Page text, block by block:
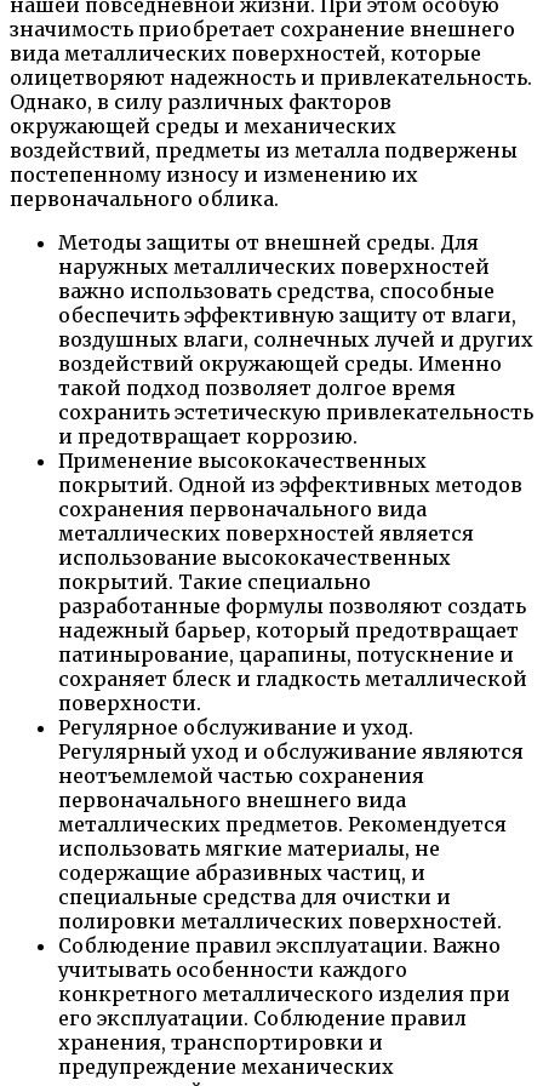
значимость приобретает сохранение внешнего
вида металлических поверхностей, которые
олицетворяют надежность и привлекательность.
Однако, в силу различных факторов
окружающей среды и механических
воздействий, предметы из металла подвержены
постепенному износу и изменению их
первоначального облика.
Методы защиты от внешней среды. Для
наружных металлических поверхностей
важно использовать средства, способные
обеспечить эффективную защиту от влаги,
воздушных влаги, солнечных лучей и других
воздействий окружающей среды. Именно
такой подход позволяет долгое время
сохранить эстетическую привлекательность
и предотвращает коррозию.
Применение высококачественных
покрытий. Одной из эффективных методов
сохранения первоначального вида
металлических поверхностей является
использование высококачественных
покрытий. Такие специально
разработанные формулы позволяют создать
надежный барьер, который предотвращает
патинырование, царапины, потускнение и
сохраняет блеск и гладкость металлической
поверхности.
Регулярное обслуживание и уход.
Регулярный уход и обслуживание являются
неотъемлемой частью сохранения
первоначального внешнего вида
металлических предметов. Рекомендуется
использовать мягкие материалы, не
содержащие абразивных частиц, и
специальные средства для очистки и
полировки металлических поверхностей.
Соблюдение правил эксплуатации. Важно
учитывать особенности каждого
конкретного металлического изделия при
его эксплуатации. Соблюдение правил
хранения, транспортировки и
предупреждение механических